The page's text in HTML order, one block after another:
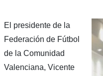
El presidente de la
Federación de Fútbol
de la Comunidad
Valenciana, Vicente